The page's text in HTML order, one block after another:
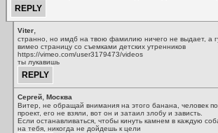
Viter,
странно, но имдб на твою фамилию ничего не выдает, а
вимео страницу со съемками детских утренников
https://vimeo.com/user3179473/videos
ты лукавишь
Сергей, Москва
Витер, не обращай внимания на этого банана, человек
проект, его не взяли, вот он и затаил злобу и зависть.
Если останавливаться, чтобы кинуть камнем в каждую
на тебя, никогда не дойдешь к цели